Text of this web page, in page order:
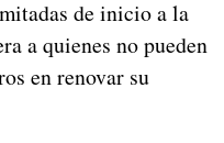
de inicio a la
a quienes no pueden
en renovar su